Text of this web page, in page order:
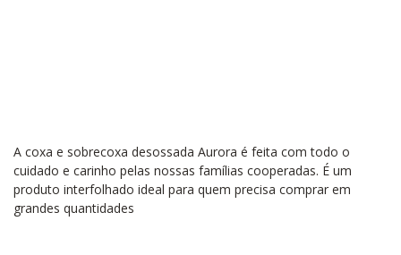
A coxa e sobrecoxa desossada Aurora é feita com todo o
cuidado e carinho pelas nossas famílias cooperadas. É um
produto interfolhado ideal para quem precisa comprar em
grandes quantidades